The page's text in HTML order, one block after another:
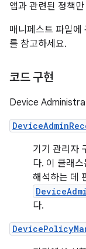
앱과 관련된 정책
매니페스트 파일에
를 참고하세요.
코드 구현
Device
기기 관리자
다. 이 클래
해석하는 데
다.